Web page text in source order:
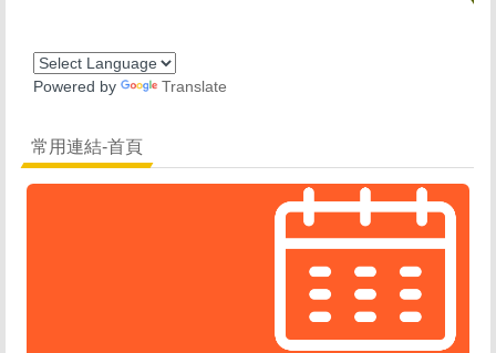
Powered by Translate
常用連結-首頁